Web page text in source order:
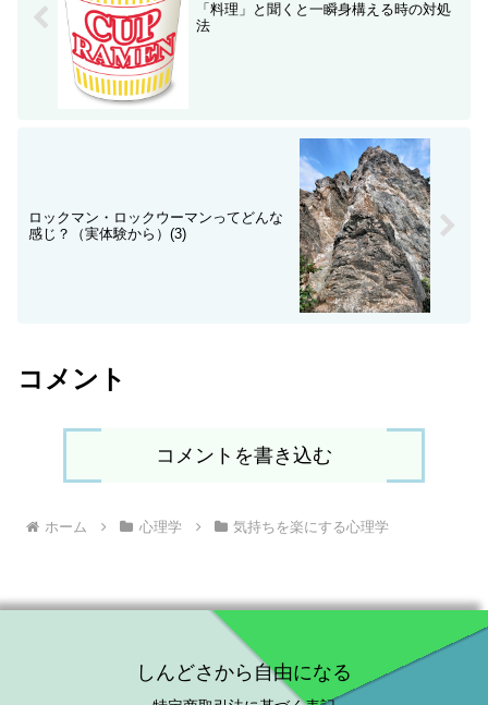
「料理」と聞くと一瞬身構える時の対処
法
ロックマン・ロックウーマンってどんな
感じ？（実体験から）(3)
コメント
コメントを書き込む
ホーム 心理学 気持ちを楽にする心理学
しんどさから自由になる